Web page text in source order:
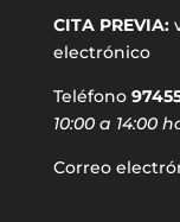
CITA PREVIA:
electrónico
Teléfono
10:00 a 14:00
Correo